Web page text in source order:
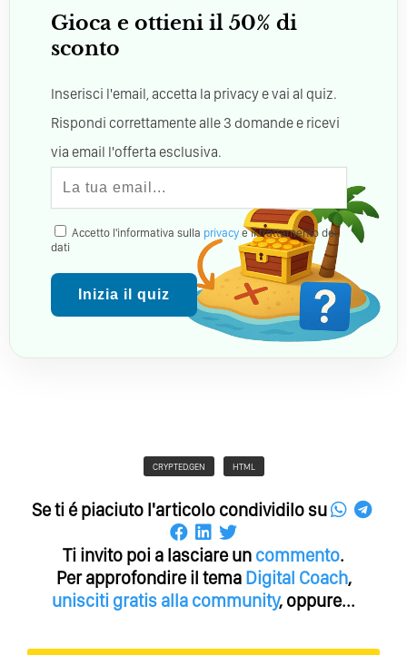
Gioca e ottieni il 50% di
sconto
Inserisci l'email, accetta la privacy e vai al quiz.
Rispondi correttamente alle 3 domande e ricevi
via email l'offerta esclusiva.
Accetto l'informativa sulla privacy e il trattamento dei
dati
Inizia il quiz
CRYPTED.GEN HTML
Se ti é piaciuto l'articolo condividilo su
Ti invito poi a lasciare un commento.
Per approfondire il tema Digital Coach,
unisciti gratis alla community, oppure...